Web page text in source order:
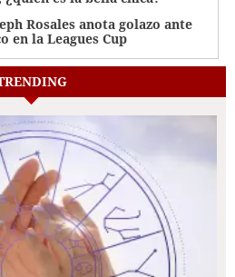
Rosales anota golazo ante
en la Leagues Cup